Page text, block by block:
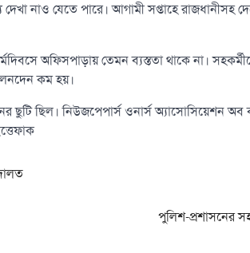
নাও যেতে পারে। আগামী সপ্তাহে রাজধানীসহ
অফিসপাড়ায় তেমন ব্যস্ততা থাকে না।
কম হয়।
ছুটি ছিল। নিউজপেপার্স ওনার্স অ্যাসোসিয়েশন অব
পুলিশ-প্রশাসনের